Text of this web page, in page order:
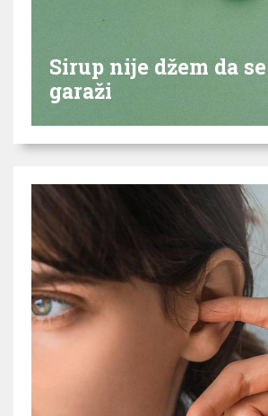
Sirup nije džem da
garaži